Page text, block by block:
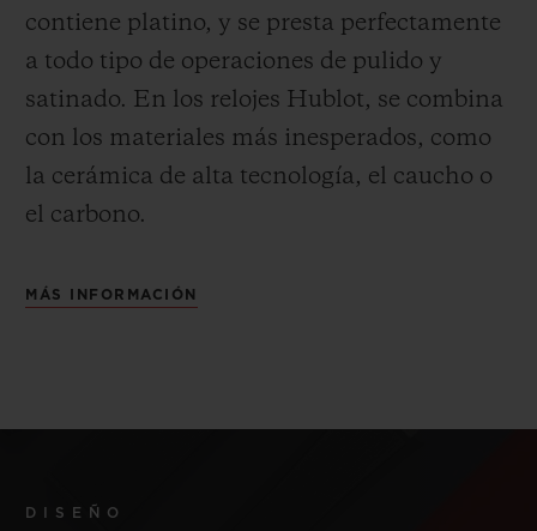
contiene platino, y se presta perfectamente
a todo tipo de operaciones de pulido y
satinado. En los relojes Hublot, se combina
con los materiales más inesperados, como
la cerámica de alta tecnología, el caucho o
el carbono.
MÁS INFORMACIÓN
DISEÑO